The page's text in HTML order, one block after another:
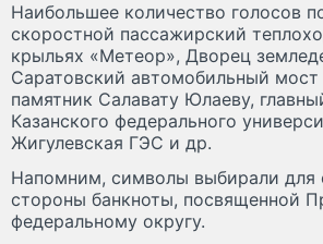
Наибольшее количество голосов
скоростной пассажирский
крыльях «Метеор», Дворец
Саратовский автомобильный мост
памятник Салавату Юлаеву,
Казанского федерального
Жигулевская ГЭС и др.
Напомним, символы выбирали для
стороны банкноты, посвященной
федеральному округу.